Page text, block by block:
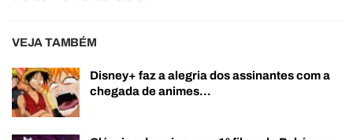
VEJA TAMBÉM
Disney+ faz a alegria dos assinantes com a
chegada de animes…